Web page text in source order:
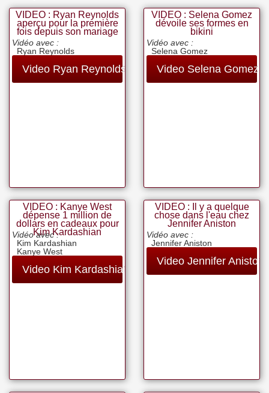
VIDEO : Ryan Reynolds
aperçu pour la première
fois depuis son mariage
Vidéo avec :
Ryan Reynolds
Video Ryan Reynolds
VIDEO : Selena Gomez
dévoile ses formes en
bikini
Vidéo avec :
Selena Gomez
Video Selena Gomez
VIDEO : Kanye West
dépense 1 million de
dollars en cadeaux pour
Kim Kardashian
Vidéo avec :
Kim Kardashian
Kanye West
Video Kim Kardashian
VIDEO : Il y a quelque
chose dans l'eau chez
Jennifer Aniston
Vidéo avec :
Jennifer Aniston
Video Jennifer Aniston